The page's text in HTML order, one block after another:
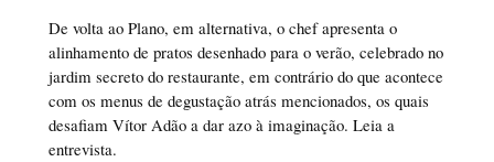
De volta ao Plano, em alternativa, o chef apresenta o
alinhamento de pratos desenhado para o verão, celebrado no
jardim secreto do restaurante, em contrário do que acontece
com os menus de degustação atrás mencionados, os quais
desafiam Vítor Adão a dar azo à imaginação. Leia a
entrevista.